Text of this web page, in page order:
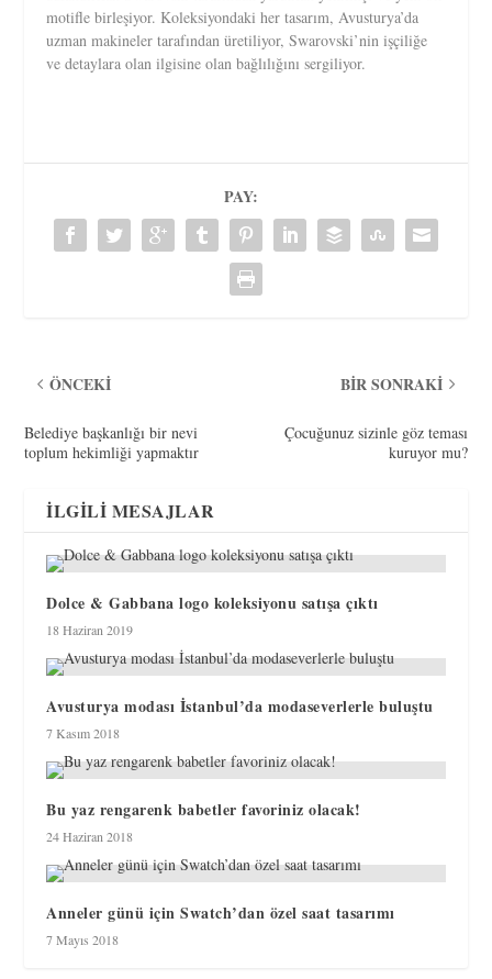
motifle birleşiyor. Koleksiyondaki her tasarım, Avusturya’da
uzman makineler tarafından üretiliyor, Swarovski’nin işçiliğe
ve detaylara olan ilgisine olan bağlılığını sergiliyor.
PAY:
ÖNCEKI
Belediye başkanlığı bir nevi
toplum hekimliği yapmaktır
BIR SONRAKI
Çocuğunuz sizinle göz teması
kuruyor mu?
İLGILI MESAJLAR
Dolce & Gabbana logo koleksiyonu satışa çıktı
18 Haziran 2019
Avusturya modası İstanbul’da modaseverlerle buluştu
7 Kasım 2018
Bu yaz rengarenk babetler favoriniz olacak!
24 Haziran 2018
Anneler günü için Swatch’dan özel saat tasarımı
7 Mayıs 2018